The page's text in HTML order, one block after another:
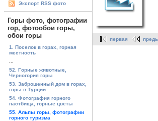
Экспорт RSS фото
Горы фото, фотографии
гор, фотообои горы,
обои горы
1. Поселок в горах, горная
местность
52. Горные животные,
Черногория горы
53. Заброшенный дом в горах,
горы в Турции
54. Фотография горного
пастбища, горные цветы
55. Альпы горы, фотографии
горного туризма
первая